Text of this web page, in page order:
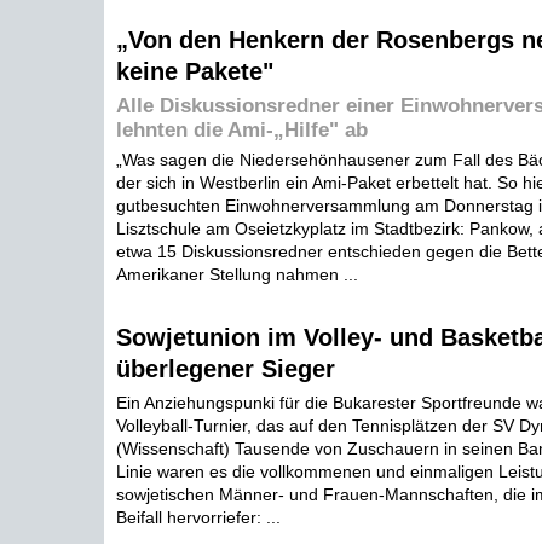
„Von den Henkern der Rosenbergs
keine Pakete"
Alle Diskussionsredner einer
lehnten die Ami-„Hilfe" ab
„Was sagen die Niedersehönhausener zum Fall des
der sich in Westberlin ein Ami-Paket erbettelt hat. So
gutbesuchten Einwohnerversammlung am Donnerstag
Lisztschule am Oseietzkyplatz im Stadtbezirk: Pankow,
etwa 15 Diskussionsredner entschieden gegen die
Amerikaner Stellung nahmen ...
Sowjetunion im Volley- und
überlegener Sieger
Ein Anziehungspunki für die Bukarester Sportfreunde
Volleyball-Turnier, das auf den Tennisplätzen der SV
(Wissenschaft) Tausende von Zuschauern in seinen
Linie waren es die vollkommenen und einmaligen
sowjetischen Männer- und Frauen-Mannschaften, die
Beifall hervorriefer: ...